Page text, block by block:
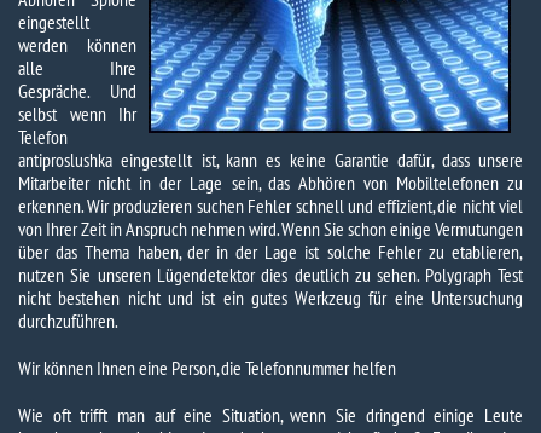
eingestellt
werden können
alle Ihre
Gespräche. Und
selbst wenn Ihr
Telefon
antiproslushka eingestellt ist, kann es keine Garantie dafür, dass unsere
Mitarbeiter nicht in der Lage sein, das Abhören von Mobiltelefonen zu
erkennen. Wir produzieren suchen Fehler schnell und effizient, die nicht viel
von Ihrer Zeit in Anspruch nehmen wird. Wenn Sie schon einige Vermutungen
über das Thema haben, der in der Lage ist solche Fehler zu etablieren,
nutzen Sie unseren Lügendetektor dies deutlich zu sehen. Polygraph Test
nicht bestehen nicht und ist ein gutes Werkzeug für eine Untersuchung
durchzuführen.
Wir können Ihnen eine Person, die Telefonnummer helfen
Wie oft trifft man auf eine Situation, wenn Sie dringend einige Leute